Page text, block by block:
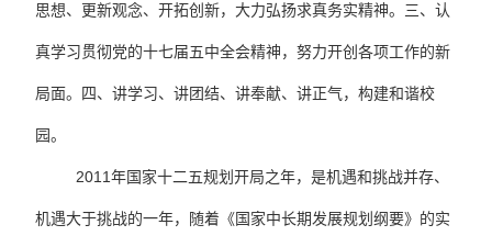
思想、更新观念、开拓创新，大力弘扬求真务实精神。三、认
真学习贯彻党的十七届五中全会精神，努力开创各项工作的新
局面。四、讲学习、讲团结、讲奉献、讲正气，构建和谐校
园。
2011年国家十二五规划开局之年，是机遇和挑战并存、
机遇大于挑战的一年，随着《国家中长期发展规划纲要》的实